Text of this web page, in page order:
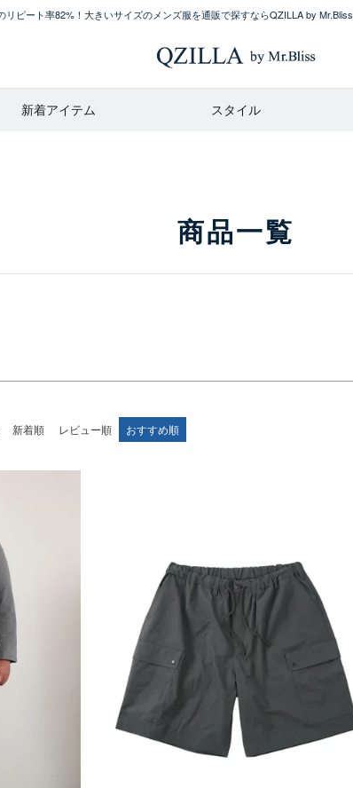
リピート率82%！大きいサイズのメンズ服を通販で探すならQZILLA by Mr.Bliss
新着アイテム スタイル
商品一覧
レビュー順
ブルー
イエロー
新着順 レビュー順 おすすめ順